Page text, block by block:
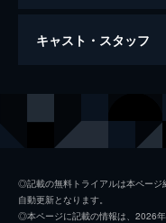
ジュリエットからの手紙
キャスト・スタッフ
チ
◎記載の無料トライアルは本ページ
自動更新となります。
◎本ページに記載の情報は、2026年